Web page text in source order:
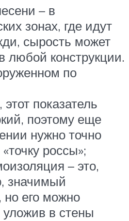
– в
зонах, где идут
сырость может
любой конструкции.
по
этот показатель
поэтому еще
нужно точно
россы»;
– это,
значимый
но его можно
в стены